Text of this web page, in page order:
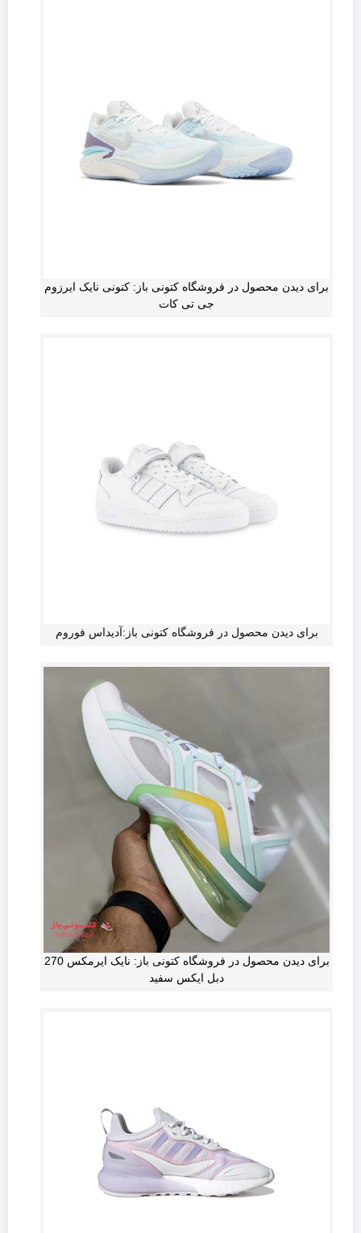
برای دیدن محصول در فروشگاه کتونی باز: کتونی نایک ایرزوم
جی تی کات
برای دیدن محصول در فروشگاه کتونی باز:آدیداس فوروم
برای دیدن محصول در فروشگاه کتونی باز: نایک ایرمکس 270
دبل ایکس سفید